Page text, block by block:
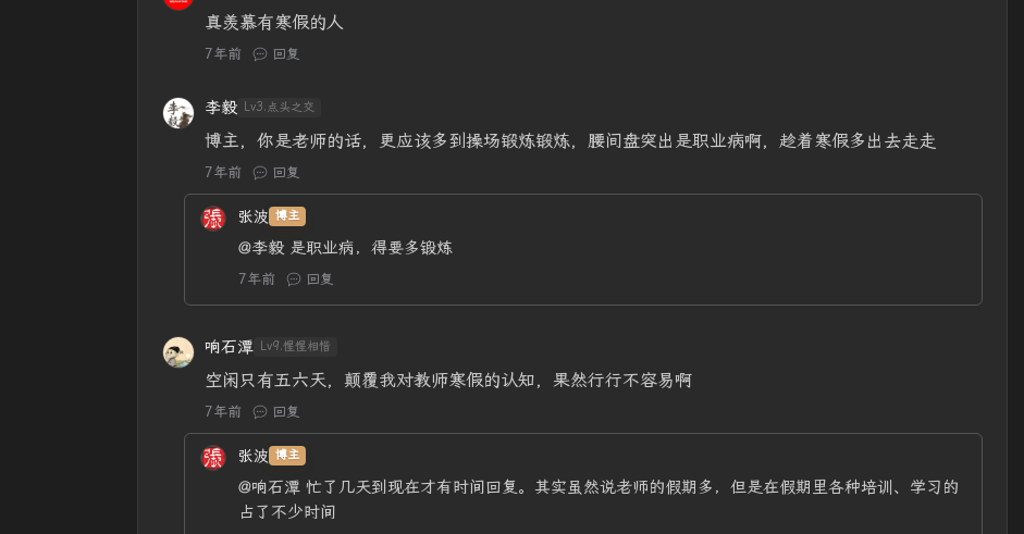
真羡慕有寒假的人
7年前 回复
李毅 Lv3.点头之交
博主，你是老师的话，更应该多到操场锻炼锻炼，腰间盘突出是职业病啊，趁着寒假多出去走走
7年前 回复
张波 博主
@李毅 是职业病，得要多锻炼
7年前 回复
响石潭 Lv9.惺惺相惜
空闲只有五六天，颠覆我对教师寒假的认知，果然行行不容易啊
7年前 回复
张波 博主
@响石潭 忙了几天到现在才有时间回复。其实虽然说老师的假期多，但是在假期里各种培训、学习的
占了不少时间